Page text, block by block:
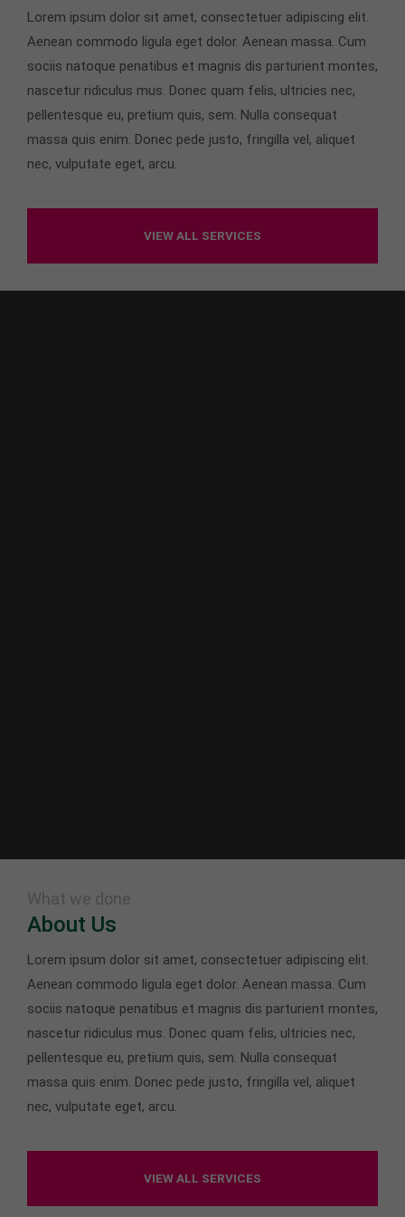
About us
Lorem ipsum dolor sit amet, consectetuer
adipiscing elit.
Aenean commodo ligula eget dolor. Aenean massa.
Cum sociis natoque penatibus et magnis dis
parturient montes, nascetur ridiculus mus. Donec
Lorem ipsum dolor sit amet, consectetuer adipiscing elit.
Aenean commodo ligula eget dolor. Aenean massa. Cum
sociis natoque penatibus et magnis dis parturient montes,
nascetur ridiculus mus. Donec quam felis, ultricies nec,
pellentesque eu, pretium quis, sem. Nulla consequat
massa quis enim. Donec pede justo, fringilla vel, aliquet
nec, vulputate eget, arcu.
VIEW ALL SERVICES
What we done
About Us
Lorem ipsum dolor sit amet, consectetuer adipiscing elit.
Aenean commodo ligula eget dolor. Aenean massa. Cum
sociis natoque penatibus et magnis dis parturient montes,
nascetur ridiculus mus. Donec quam felis, ultricies nec,
pellentesque eu, pretium quis, sem. Nulla consequat
massa quis enim. Donec pede justo, fringilla vel, aliquet
nec, vulputate eget, arcu.
VIEW ALL SERVICES